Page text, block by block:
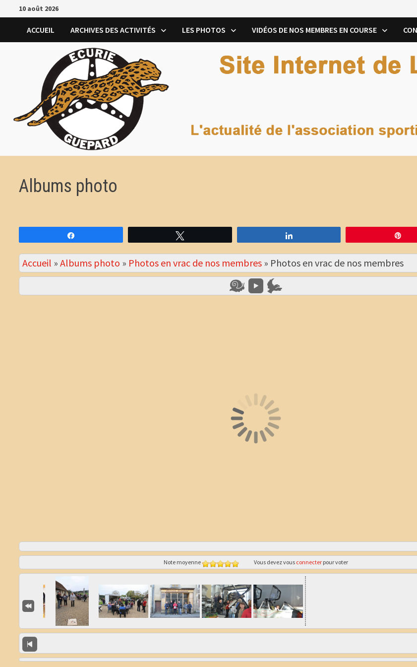
Passer
au
10 août 2026
ACCUEIL ARCHIVES DES ACTIVITÉS LES PHOTOS VIDÉOS DE NOS MEMBRES EN COURSE
Albums photo
Accueil »Albums photo » Photos en vrac de nos membres » Photos en vrac de nos membres
Note moyenne Vous devez vous connecter pour voter